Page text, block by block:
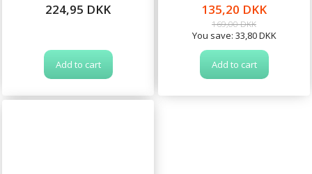
224,95 DKK
Add to cart
135,20 DKK
169,00 DKK
You save: 33,80 DKK
Add to cart